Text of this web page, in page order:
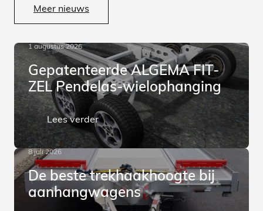
Meer nieuws
1 augustus 2026
Gepatenteerde ALGEMA FIT-
ZEL Pendelas-wielophanging
Lees verder
8 juli 2026
De beste trekhaakhoogte bij
aanhangwagens